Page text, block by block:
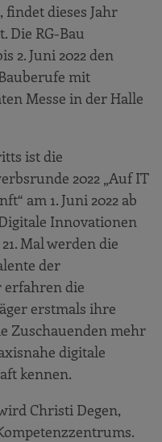
dieses Jahr
Die RG-Bau
2. Juni 2022 den
mit
Messe in der Halle
ist die
2022 „Auf IT
am 1. Juni 2022 ab
Innovationen
Mal werden die
der
erfahren die
erstmals ihre
Zuschauenden mehr
digitale
kennen.
Christi Degen,